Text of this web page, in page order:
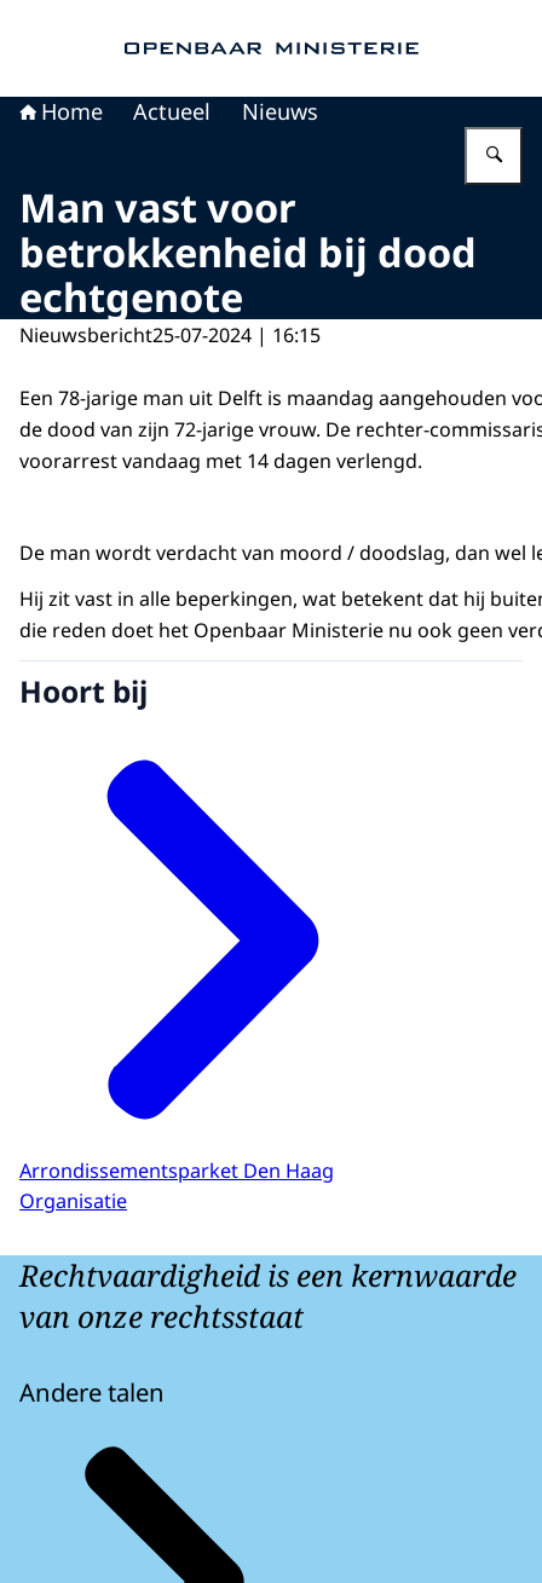
Home Actueel Nieuws
Man vast voor
betrokkenheid bij dood
echtgenote
Nieuwsbericht25-07-2024 | 16:15
Een 78-jarige man uit Delft is maandag aangehouden
de dood van zijn 72-jarige vrouw. De rechter-
voorarrest vandaag met 14 dagen verlengd.
De man wordt verdacht van moord / doodslag, dan wel
Hij zit vast in alle beperkingen, wat betekent dat hij
die reden doet het Openbaar Ministerie nu ook geen
Hoort bij
Arrondissementsparket Den Haag
Organisatie
Rechtvaardigheid is een kernwaarde
van onze rechtsstaat
Andere talen